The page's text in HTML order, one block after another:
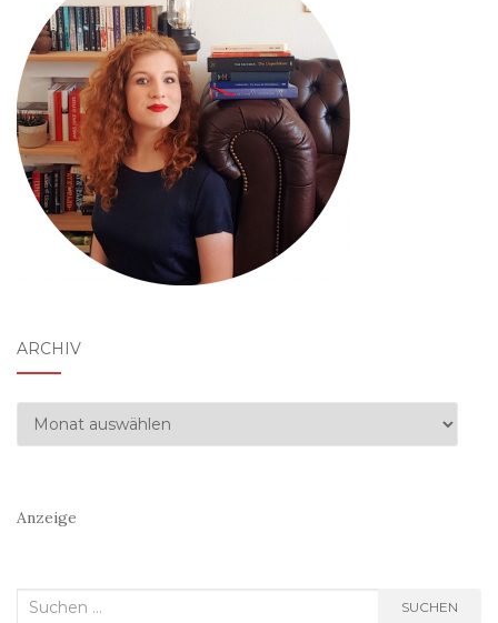
ARCHIV
Archiv
Anzeige
Suchen
SUCHEN